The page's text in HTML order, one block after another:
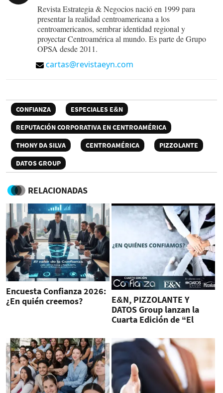
Revista Estrategia & Negocios nació en 1999 para
presentar la realidad centroamericana a los
centroamericanos, sembrar identidad regional y
proyectar Centroamérica al mundo. Es parte de Grupo
OPSA desde 2011.
cartas@revistaeyn.com
CONFIANZA
ESPECIALES E&N
REPUTACIÓN CORPORATIVA EN CENTROAMÉRICA
THONY DA SILVA
CENTROAMÉRICA
PIZZOLANTE
DATOS GROUP
RELACIONADAS
Encuesta Confianza 2026:
¿En quién creemos?
E&N, PIZZOLANTE Y
DATOS Group lanzan la
Cuarta Edición de “El
2026